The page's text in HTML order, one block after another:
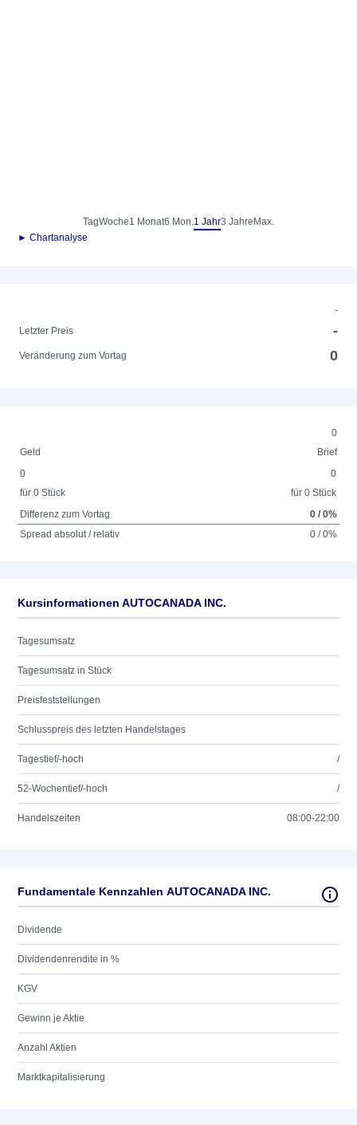
TagWoche1 Monat6 Mon.1 Jahr3 Jahre Max.
► Chartanalyse
-
Letzter Preis
-
Veränderung zum Vortag 0
0
Geld
Brief
0
für 0 Stück
0
für 0 Stück
Differenz zum Vortag
0 / 0%
Spread absolut / relativ
0 / 0%
Kursinformationen AUTOCANADA INC.
Tagesumsatz
Tagesumsatz in Stück
Preisfeststellungen
Schlusspreis des letzten Handelstages
Tagestief/-hoch /
52-Wochentief/-hoch /
Handelszeiten 08:00-22:00
Fundamentale Kennzahlen AUTOCANADA INC.
Dividende
Dividendenrendite in %
KGV
Gewinn je Aktie
Anzahl Aktien
Marktkapitalisierung